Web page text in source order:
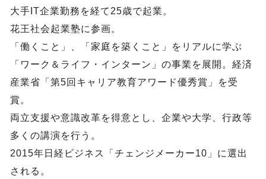
大手IT企業勤務を経て25歳で起業。
花王社会起業塾に参画。
「働くこと」、「家庭を築くこと」をリアルに学ぶ
「ワーク＆ライフ・インターン」の事業を展開。経済
産業省「第5回キャリア教育アワード優秀賞」を受
賞。
両立支援や意識改革を得意とし、企業や大学、行政等
多くの講演を行う。
2015年日経ビジネス「チェンジメーカー10」に選出
される。